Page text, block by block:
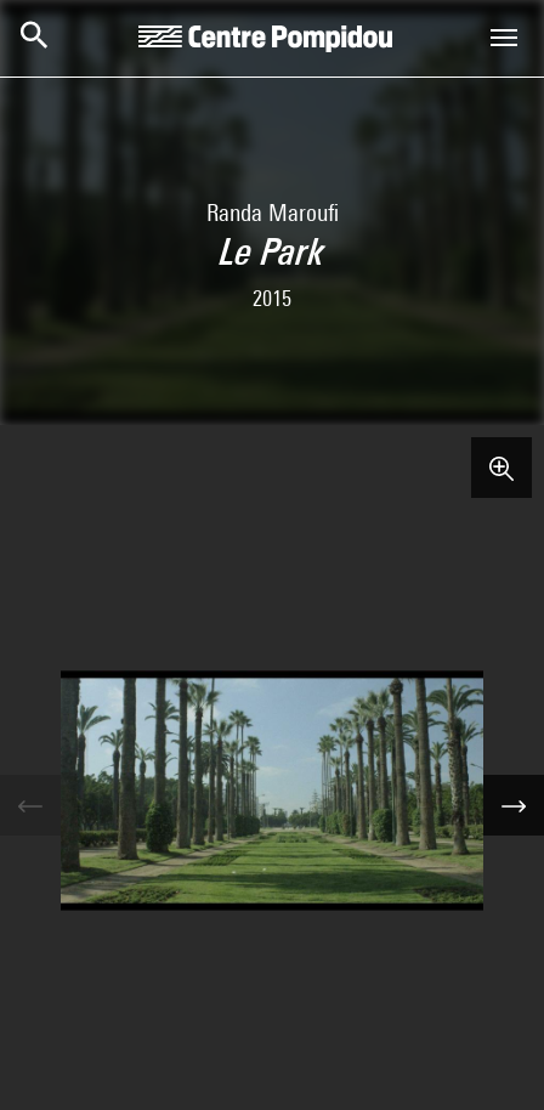
Aller au contenu principal
Centre Pompidou
Randa Maroufi
Le Park
2015